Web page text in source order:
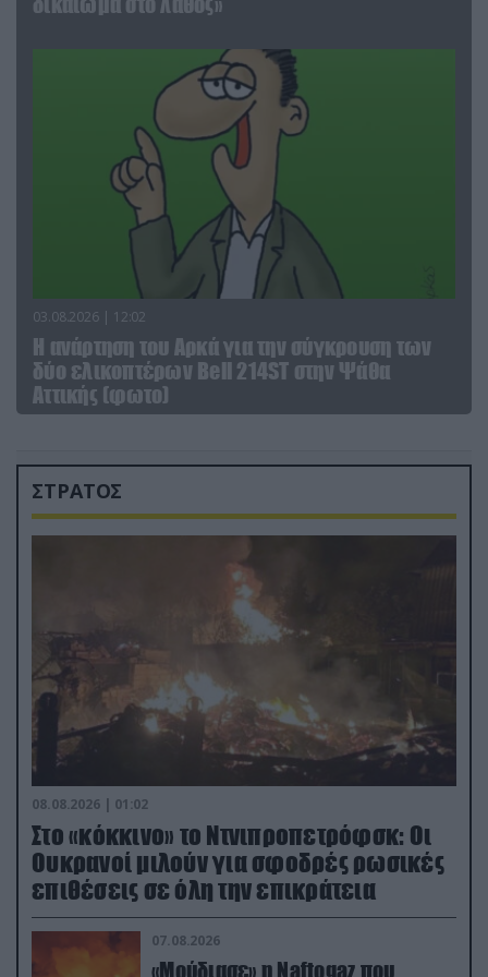
03.08.2026 | 12:02
Η ανάρτηση του Αρκά για την σύγκρουση των
δύο ελικοπτέρων Bell 214ST στην Ψάθα
Αττικής (φωτο)
ΣΤΡΑΤΟΣ
08.08.2026 | 01:02
Στο «κόκκινο» το Ντνιπροπετρόφσκ: Οι
Ουκρανοί μιλούν για σφοδρές ρωσικές
επιθέσεις σε όλη την επικράτεια
07.08.2026
«Μούδιασε» η Naftogaz που